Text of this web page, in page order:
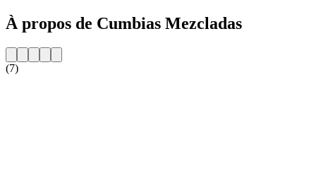
À propos de Cumbias Mezcladas
(7)